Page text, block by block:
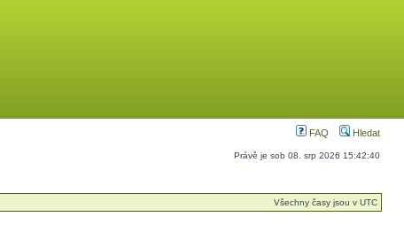
FAQ Hledat
Právě je sob 08. srp 2026 15:42:40
Všechny časy jsou v UTC